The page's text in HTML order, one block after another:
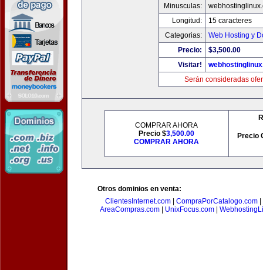
Minusculas:
Longitud:
15 caracteres
Categorias:
Web Hosting y
Precio:
$3,500.00
Visitar!
Serán consideradas
COMPRAR AHORA
Precio $3,500.00
COMPRAR AHORA
Precio
Otros dominios en venta:
ClientesInternet.com
CompraPorCatalogo.com
AreaCompras.com
UnixFocus.com